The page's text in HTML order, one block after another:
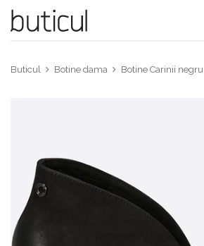
Buticul Botine dama Botine Carinii negru